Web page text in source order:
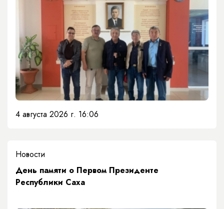
4 августа 2026 г. 16:06
Новости
День памяти о Первом Президенте
Республики Саха